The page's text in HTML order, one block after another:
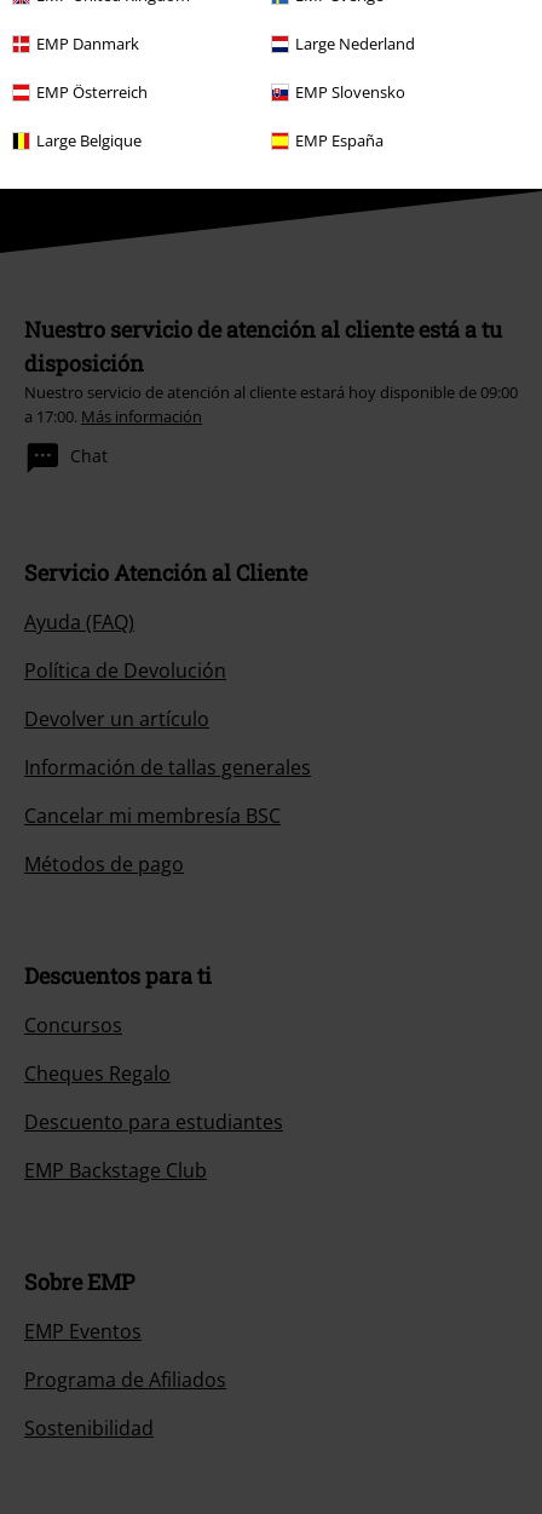
EMP Danmark Large Nederland
EMP Österreich EMP Slovensko
Large Belgique EMP España
*Válido durante 4 semanas. Solo canjeable online. No combinable con
otros códigos promocionales. El descuento será aplicado después de
introducir el código en el primer paso del proceso de compra. Libros,
media (CD, DVD, LP, etc.), tickets, Rammstein, (Till) Lindemann, Die Ärzte,
Die Toten Hosen, Feine Sahne Fischfilet, Broilers, Böhse Onkelz, cheques-
promoción.
Nuestro servicio de atención al cliente está a tu
disposición
Nuestro servicio de atención al cliente estará hoy disponible de 09:00
a 17:00. Más información
Chat
Servicio Atención al Cliente
Ayuda (FAQ)
Política de Devolución
Devolver un artículo
Información de tallas generales
Cancelar mi membresía BSC
Métodos de pago
Descuentos para ti
Concursos
Cheques Regalo
Descuento para estudiantes
EMP Backstage Club
Sobre EMP
EMP Eventos
Programa de Afiliados
Sostenibilidad